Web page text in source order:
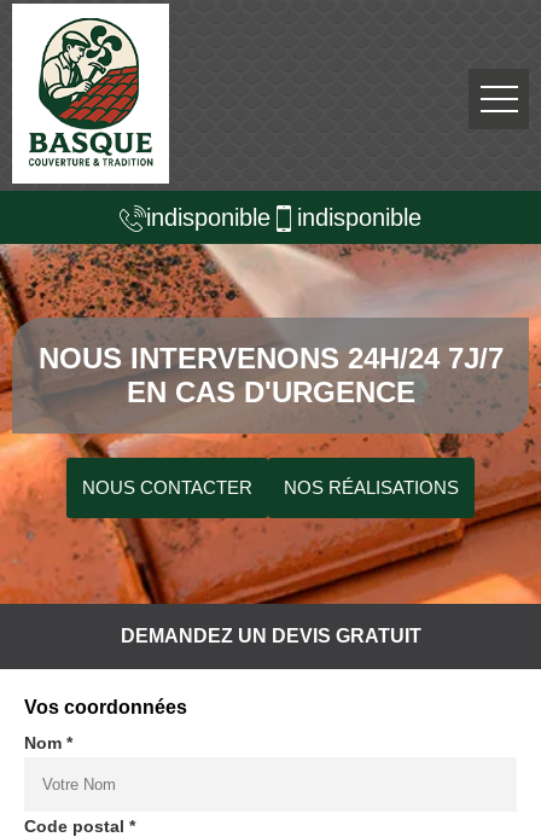
indisponible indisponible
NOUS INTERVENONS 24H/24 7J/7
EN CAS D'URGENCE
NOUS CONTACTER NOS RÉALISATIONS
DEMANDEZ UN DEVIS GRATUIT
Vos coordonnées
Nom *
Code postal *